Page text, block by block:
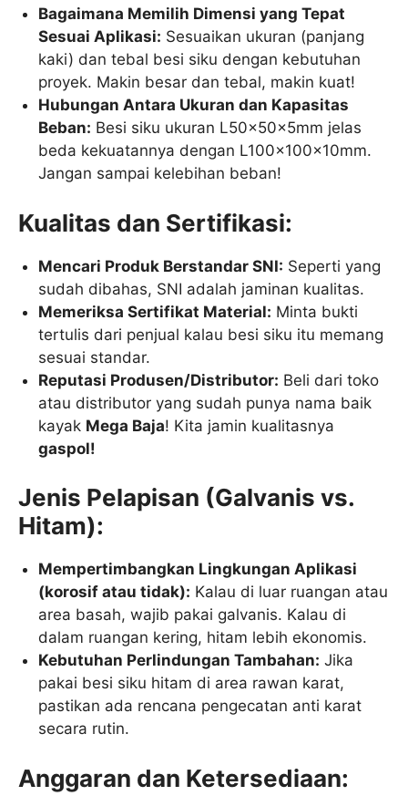
Bagaimana Memilih Dimensi yang Tepat
Sesuai Aplikasi: Sesuaikan ukuran (panjang
kaki) dan tebal besi siku dengan kebutuhan
proyek. Makin besar dan tebal, makin kuat!
Hubungan Antara Ukuran dan Kapasitas
Beban: Besi siku ukuran L50x50x5mm jelas
beda kekuatannya dengan L100x100x10mm.
Jangan sampai kelebihan beban!
Kualitas dan Sertifikasi:
Mencari Produk Berstandar SNI: Seperti yang
sudah dibahas, SNI adalah jaminan kualitas.
Memeriksa Sertifikat Material: Minta bukti
tertulis dari penjual kalau besi siku itu memang
sesuai standar.
Reputasi Produsen/Distributor: Beli dari toko
atau distributor yang sudah punya nama baik
kayak Mega Baja! Kita jamin kualitasnya
gaspol!
Jenis Pelapisan (Galvanis vs.
Hitam):
Mempertimbangkan Lingkungan Aplikasi
(korosif atau tidak): Kalau di luar ruangan atau
area basah, wajib pakai galvanis. Kalau di
dalam ruangan kering, hitam lebih ekonomis.
Kebutuhan Perlindungan Tambahan: Jika
pakai besi siku hitam di area rawan karat,
pastikan ada rencana pengecatan anti karat
secara rutin.
Anggaran dan Ketersediaan: